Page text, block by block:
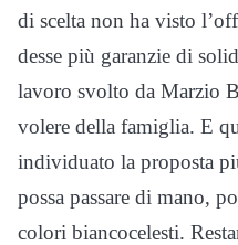
di scelta non ha visto
desse più garanzie di
lavoro svolto da Marzio
volere della famiglia. E
individuato la proposta
possa passare di mano,
colori biancocelesti.